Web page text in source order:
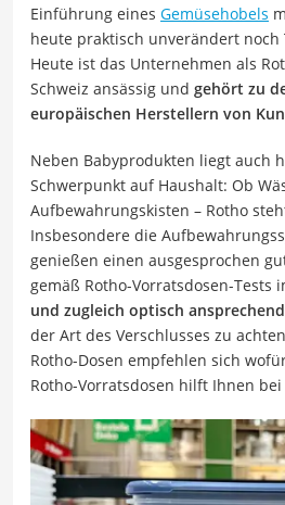
Einführung eines Gemüsehobels
heute praktisch unverändert noch
Heute ist das Unternehmen als
Schweiz ansässig und gehört zu
europäischen Herstellern von
Neben Babyprodukten liegt auch
Schwerpunkt auf Haushalt: Ob
Aufbewahrungskisten – Rotho
Insbesondere die
genießen einen ausgesprochen
gemäß Rotho-Vorratsdosen-Tests
und zugleich optisch
der Art des Verschlusses zu
Rotho-Dosen empfehlen sich
Rotho-Vorratsdosen hilft Ihnen